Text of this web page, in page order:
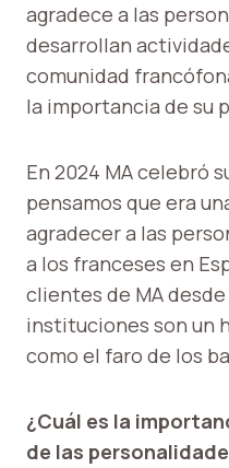
agradece a las
desarrollan
comunidad
la importancia de su
En 2024 MA celebró
pensamos que era
agradecer a las
a los franceses en
clientes de MA
instituciones son un
como el faro de los
¿Cuál es la
de las